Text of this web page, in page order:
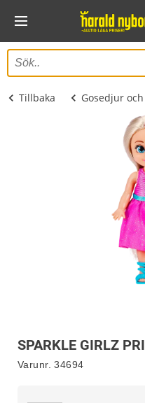
Tillbaka Gosedjur
SPARKLE GIRLZ
Varunr. 34694